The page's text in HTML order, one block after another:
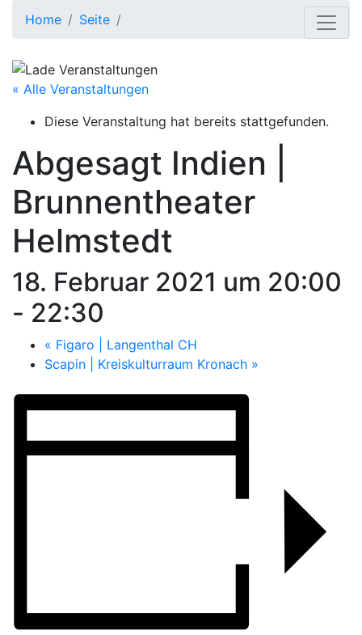
Home Seite
« Alle Veranstaltungen
Diese Veranstaltung hat bereits stattgefunden.
Abgesagt Indien |
Brunnentheater
Helmstedt
18. Februar 2021 um 20:00
- 22:30
« Figaro | Langenthal CH
Scapin | Kreiskulturraum Kronach »